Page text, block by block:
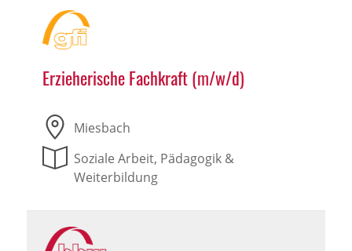
Erzieherische Fachkraft (m/w/d)
Miesbach
Soziale Arbeit, Pädagogik &
Weiterbildung